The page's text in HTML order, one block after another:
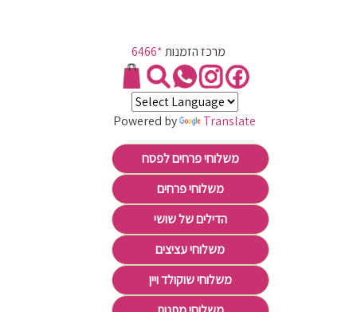
מרכז הזמנות*6466
Powered by Translate
משלוחי פרחים לפסח
משלוחי פרחים
הדילים של שושי
משלוחי עציצים
משלוחי שוקולד ויין